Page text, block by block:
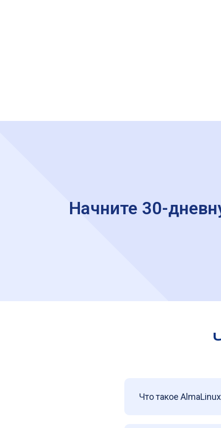
Начните 30-
Что такое